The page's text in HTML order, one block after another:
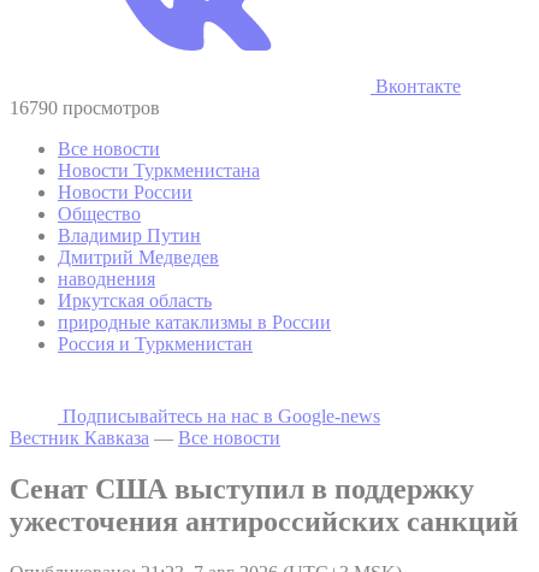
Вконтакте
16790 просмотров
Все новости
Новости Туркменистана
Новости России
Общество
Владимир Путин
Дмитрий Медведев
наводнения
Иркутская область
природные катаклизмы в России
Россия и Туркменистан
Подписывайтесь на наc в Google-news
Вестник Кавказа — Все новости
Сенат США выступил в поддержку
ужесточения антироссийских санкций